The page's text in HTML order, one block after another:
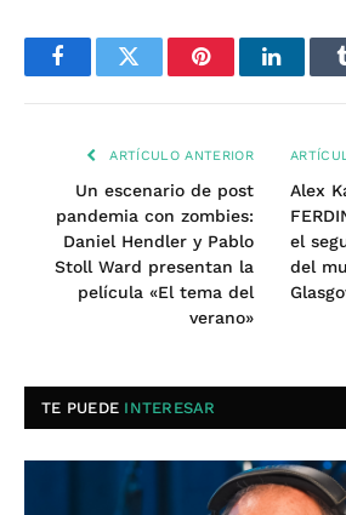
FacebookTwitter Pinterest
ARTÍCULO ANTERIOR
Un escenario de post
pandemia con zombies:
Daniel Hendler y Pablo
Stoll Ward presentan la
película «El tema del
verano»
Alex
el
del
TE PUEDE INTERESAR